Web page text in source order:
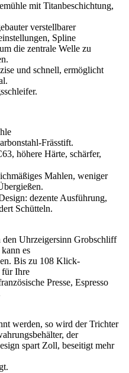
mit Titanbeschichtung,
verstellbarer
Spline
die zentrale Welle zu
und schnell, ermöglicht
Frässtift.
höhere Härte, schärfer,
Mahlen, weniger
dezente Ausführung,
Schütteln.
den Uhrzeigersinn Grobschliff
es
Bis zu 108 Klick-
für Ihre
Presse, Espresso
werden, so wird der Trichter
der
spart Zoll, beseitigt mehr